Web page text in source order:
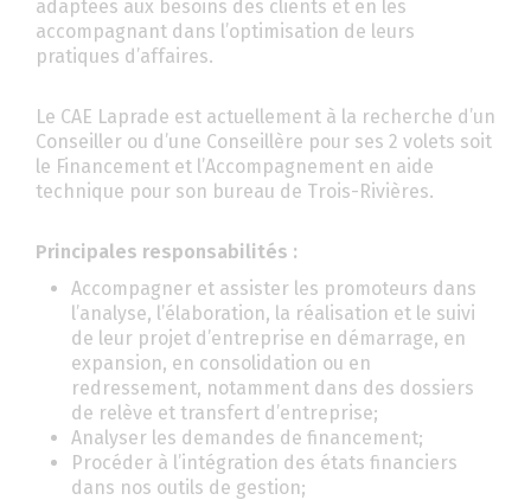
adaptées aux besoins des clients et en les
accompagnant dans l’optimisation de leurs
pratiques d’affaires.
Le CAE Laprade est actuellement à la recherche d’un
Conseiller ou d’une Conseillère pour ses 2 volets soit
le Financement et l’Accompagnement en aide
technique pour son bureau de Trois-Rivières.
Principales responsabilités :
Accompagner et assister les promoteurs dans
l’analyse, l’élaboration, la réalisation et le suivi
de leur projet d’entreprise en démarrage, en
expansion, en consolidation ou en
redressement, notamment dans des dossiers
de relève et transfert d’entreprise;
Analyser les demandes de financement;
Procéder à l’intégration des états financiers
dans nos outils de gestion;